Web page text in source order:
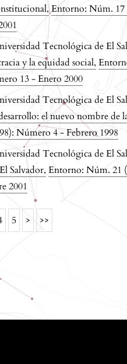
,Entorno: Núm. 17
Tecnológica de El
y la equidad social,
13 - Enero 2000
Tecnológica de El
el nuevo nombre de
Número 4 - Febrero 1998
Tecnológica de El
Salvador, Entorno: Núm. 21
2001
5 > >>